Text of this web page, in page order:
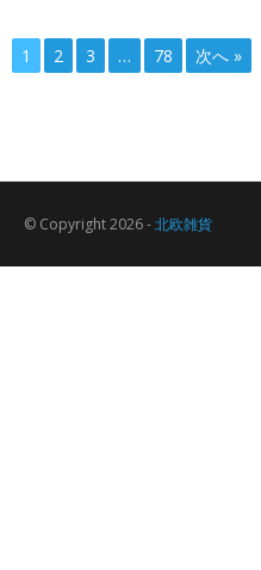
1 2 3 … 78 次へ »
© Copyright 2026 -北欧雑貨